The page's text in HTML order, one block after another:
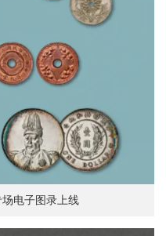
电子图录上线